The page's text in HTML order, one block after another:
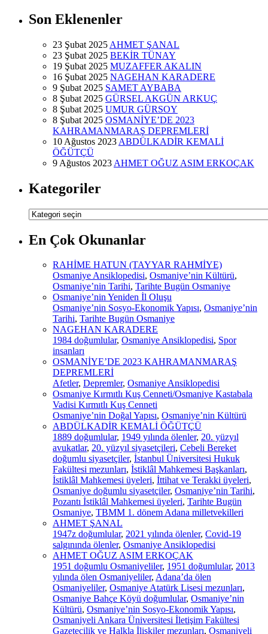
Son Eklenenler
23 Şubat 2025 AHMET ŞANAL
23 Şubat 2025 BEKİR TÜNAY
19 Şubat 2025 MUZAFFER AKALIN
16 Şubat 2025 NAGEHAN KARADERE
9 Şubat 2025 SAMET AYBABA
8 Şubat 2025 GÜRSEL AKGÜN ARKUÇ
8 Şubat 2025 UMUR GÜRSOY
8 Şubat 2025 OSMANİYE’DE 2023
KAHRAMANMARAŞ DEPREMLERİ
10 Ağustos 2023 ABDÜLKADİR KEMALİ
ÖĞÜTÇÜ
9 Ağustos 2023 AHMET OĞUZ ASIM ERKOÇAK
Kategoriler
Kategoriler
En Çok Okunanlar
RAHİME HATUN (TAYYAR RAHMİYE)
Osmaniye Ansiklopedisi, Osmaniye’nin Kültürü,
Osmaniye’nin Tarihi, Tarihte Bugün Osmaniye
Osmaniye’nin Yeniden İl Oluşu
Osmaniye’nin Sosyo-Ekonomik Yapısı, Osmaniye’nin
Tarihi, Tarihte Bugün Osmaniye
NAGEHAN KARADERE
1984 doğumlular, Osmaniye Ansiklopedisi, Spor
insanları
OSMANİYE’DE 2023 KAHRAMANMARAŞ
DEPREMLERİ
Afetler, Depremler, Osmaniye Ansiklopedisi
Osmaniye Kırmıtlı Kuş Cenneti/Osmaniye Kastabala
Vadisi Kırmıtlı Kuş Cenneti
Osmaniye’nin Doğal Yapısı, Osmaniye’nin Kültürü
ABDÜLKADİR KEMALİ ÖĞÜTÇÜ
1889 doğumlular, 1949 yılında ölenler, 20. yüzyıl
avukatlar, 20. yüzyıl siyasetçileri, Cebeli Bereket
doğumlu siyasetçiler, İstanbul Üniversitesi Hukuk
Fakültesi mezunları, İstiklâl Mahkemesi Başkanları,
İstiklâl Mahkemesi üyeleri, İttihat ve Terakki üyeleri,
Osmaniye doğumlu siyasetçiler, Osmaniye’nin Tarihi,
Pozantı İstiklâl Mahkemesi üyeleri, Tarihte Bugün
Osmaniye, TBMM 1. dönem Adana milletvekilleri
AHMET ŞANAL
1947z doğumlular, 2021 yılında ölenler, Covid-19
salgınında ölenler, Osmaniye Ansiklopedisi
AHMET OĞUZ ASIM ERKOÇAK
1951 doğumlu Osmaniyeliler, 1951 doğumlular, 2013
yılında ölen Osmaniyeliler, Adana’da ölen
Osmaniyeliler, Osmaniye Atatürk Lisesi mezunları,
Osmaniye Bahçe Köyü doğumlular, Osmaniye’nin
Kültürü, Osmaniye’nin Sosyo-Ekonomik Yapısı,
Osmaniyeli Ankara Üniversitesi İletişim Fakültesi
Gazetecilik ve Halkla İlişkiler mezunları, Osmaniyeli